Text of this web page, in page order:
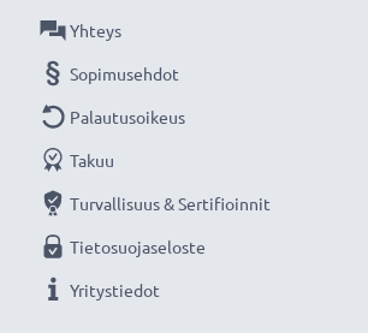
Jatkuvasti virtaa Sony kameraasi
verkkolaitteella. Tilaa nyt, 3 vuoden
Yhteys
Sopimusehdot
Palautusoikeus
Takuu
Turvallisuus & Sertifioinnit
Tietosuojaseloste
Yritystiedot